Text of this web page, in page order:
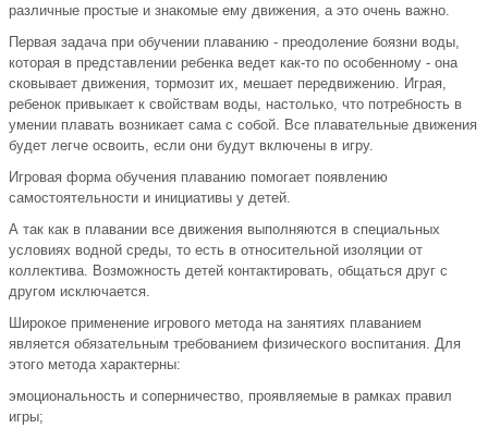
различные простые и знакомые ему движения, а это очень важно.
Первая задача при обучении плаванию - преодоление боязни воды,
которая в представлении ребенка ведет как-то по особенному - она
сковывает движения, тормозит их, мешает передвижению. Играя,
ребенок привыкает к свойствам воды, настолько, что потребность в
умении плавать возникает сама с собой. Все плавательные движения
будет легче освоить, если они будут включены в игру.
Игровая форма обучения плаванию помогает появлению
самостоятельности и инициативы у детей.
А так как в плавании все движения выполняются в специальных
условиях водной среды, то есть в относительной изоляции от
коллектива. Возможность детей контактировать, общаться друг с
другом исключается.
Широкое применение игрового метода на занятиях плаванием
является обязательным требованием физического воспитания. Для
этого метода характерны:
эмоциональность и соперничество, проявляемые в рамках правил
игры;